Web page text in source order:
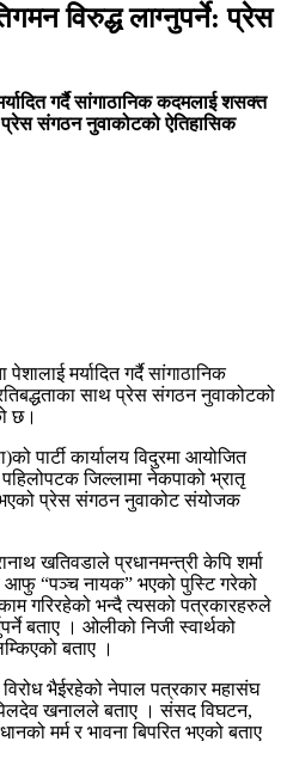
विरुद्ध लाग्नुपर्ने: प्रेस
गर्दै सांगाठानिक कदमलाई शसक्त
संगठन नुवाकोटको ऐतिहासिक
मर्यादित गर्दै सांगाठानिक
साथ प्रेस संगठन नुवाकोटको
छ।
पार्टी कार्यालय विदुरमा आयोजित
पहिलोपटक जिल्लामा नेकपाको भ्रातृ
प्रेस संगठन नुवाकोट संयोजक
खतिवडाले प्रधानमन्त्री केपि शर्मा
“पञ्च नायक” भएको पुस्टि गरेको
गरिरहेको भन्दै त्यसको पत्रकारहरुले
बताए । ओलीको निजी स्वार्थको
बताए ।
भैईरहेको नेपाल पत्रकार महासंघ
खनालले बताए । संसद विघटन,
मर्म र भावना बिपरित भएको बताए